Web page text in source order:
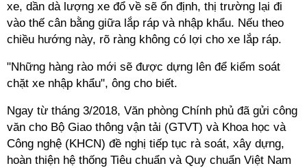
xe, dần dà lượng xe đổ về sẽ ổn định, thị trường lại đi
vào thế cân bằng giữa lắp ráp và nhập khẩu. Nếu theo
chiều hướng này, rõ ràng không có lợi cho xe lắp ráp.
"Những hàng rào mới sẽ được dựng lên để kiểm soát
chặt xe nhập khẩu", ông cho biết.
Ngay từ tháng 3/2018, Văn phòng Chính phủ đã gửi công
văn cho Bộ Giao thông vận tải (GTVT) và Khoa học và
Công nghệ (KHCN) đề nghị tiếp tục rà soát, xây dựng,
hoàn thiện hệ thống Tiêu chuẩn và Quy chuẩn Việt Nam